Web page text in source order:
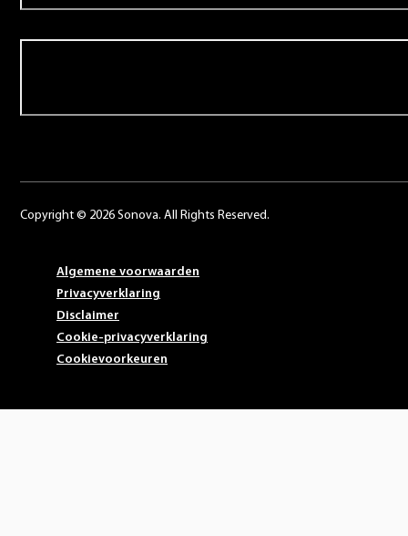
Copyright © 2026 Sonova. All Rights Reserved.
Algemene voorwaarden
Privacyverklaring
Disclaimer
Cookie-privacyverklaring
Cookievoorkeuren